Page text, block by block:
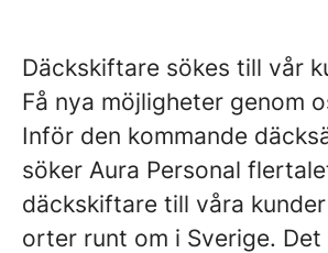
Däckskiftare sökes till vår
Få nya möjligheter genom
Inför den kommande
söker Aura Personal
däckskiftare till våra
orter runt om i Sverige.